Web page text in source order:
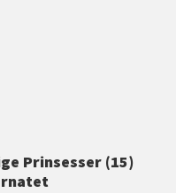
Prinsesser (15)